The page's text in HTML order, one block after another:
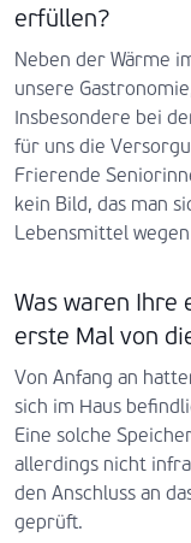
erfüllen?
Neben der Wärme
unsere
Insbesondere bei
für uns die
Frierende
kein Bild, das man
Lebensmittel
Was waren Ihre
erste Mal von
Von Anfang an
sich im Haus
Eine solche
allerdings nicht
den Anschluss an
geprüft.